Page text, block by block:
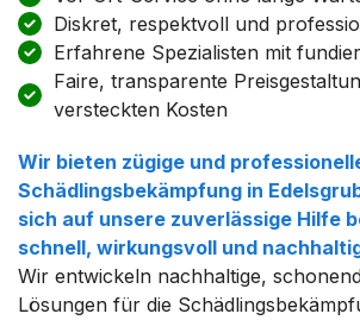
Diskret, respektvoll und
Erfahrene Spezialisten mit
Faire, transparente
versteckten Kosten
Wir bieten zügige und
Schädlingsbekämpfung in
sich auf unsere zuverlässige Hilfe
schnell, wirkungsvoll und
Wir entwickeln nachhaltige,
Lösungen für die